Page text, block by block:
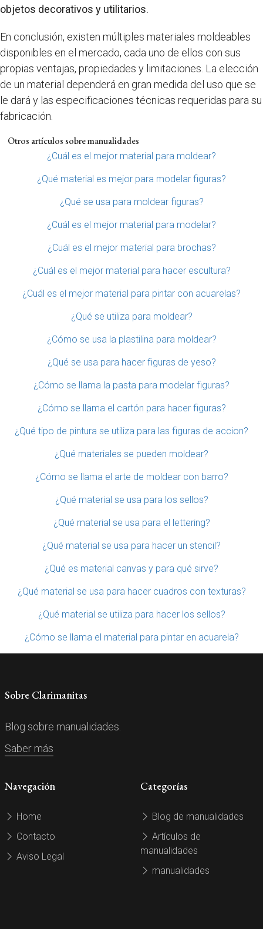
objetos decorativos y utilitarios.
En conclusión, existen múltiples materiales moldeables
disponibles en el mercado, cada uno de ellos con sus
propias ventajas, propiedades y limitaciones. La elección
de un material dependerá en gran medida del uso que se
le dará y las especificaciones técnicas requeridas para su
fabricación.
Otros artículos sobre manualidades
¿Cuál es el mejor material para moldear?
¿Qué material es mejor para modelar figuras?
¿Qué se usa para moldear figuras?
¿Cuál es el mejor material para modelar?
¿Cuál es el mejor material para brochas?
¿Cuál es el mejor material para hacer escultura?
¿Cuál es el mejor material para pintar con acuarelas?
¿Qué se utiliza para moldear?
¿Cómo se usa la plastilina para moldear?
¿Qué se usa para hacer figuras de yeso?
¿Cómo se llama la pasta para modelar figuras?
¿Cómo se llama el cartón para hacer figuras?
¿Qué tipo de pintura se utiliza para las figuras de accion?
¿Qué materiales se pueden moldear?
¿Cómo se llama el arte de moldear con barro?
¿Qué material se usa para los sellos?
¿Qué material se usa para el lettering?
¿Qué material se usa para hacer un stencil?
¿Qué es material canvas y para qué sirve?
¿Qué material se usa para hacer cuadros con texturas?
¿Qué material se utiliza para hacer los sellos?
¿Cómo se llama el material para pintar en acuarela?
Sobre Clarimanitas
Blog sobre manualidades.
Saber más
Navegación
Home
Contacto
Aviso Legal
Categorías
Blog de manualidades
Artículos de
manualidades
manualidades